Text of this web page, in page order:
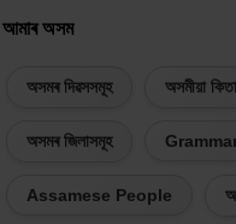
আমাৰ অসম
অসমৰ দিৱসসমূহ অসমীয়া
অসমৰ জিলাসমূহ
Assamese People